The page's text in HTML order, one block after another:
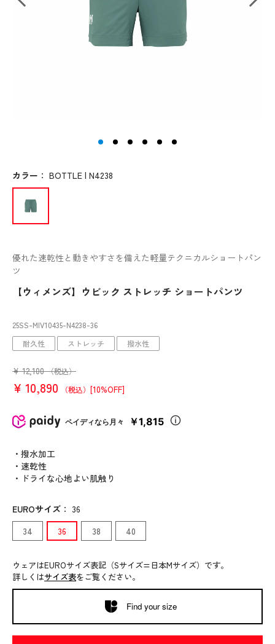
優れた速乾性と動きやすさを備えた軽量テクニカルショートパン
ツ
【ウィメンズ】ウビック ストレッチ ショートパンツ
25SS-MIV10435-N4238-36
耐久性 ストレッチ 撥水性
¥ 12,100 （税込）
¥ 10,890 （税込） [10%OFF]
ペイディなら月々 ￥1,815
・撥水加工
・速乾性
・ドライな心地よい肌触り
カラー ： BOTTLE | N4238
EUROサイズ ： 36
34
36 38 40
ウェアはEUROサイズ表記（Sサイズ=日本Mサイズ）です。
詳しくはサイズ表をご覧ください。
Find your size